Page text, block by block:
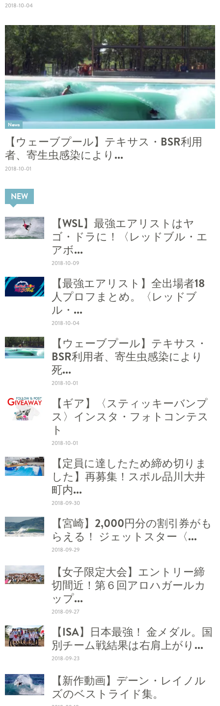
2018-10-04
News
【ウェーブプール】テキサス・BSR利用
者、寄生虫感染により...
2018-10-01
NEW
【WSL】最強エアリストはヤ
ゴ・ドラに！〈レッドブル・エ
アボ...
2018-10-09
【最強エアリスト】全出場者18
人プロフまとめ。〈レッドブ
ル・...
2018-10-04
【ウェーブプール】テキサス・
BSR利用者、寄生虫感染により
死...
2018-10-01
【ギア】〈スティッキーバンプ
ス〉インスタ・フォトコンテス
ト
2018-10-01
【定員に達したため締め切りま
した】再募集！スポル品川大井
町内...
2018-09-30
【宮崎】2,000円分の割引券がも
らえる！ ジェットスター〈...
2018-09-29
【女子限定大会】エントリー締
切間近！第６回アロハガールカ
ップ...
2018-09-27
【ISA】日本最強！ 金メダル。国
別チーム戦結果は右肩上がり...
2018-09-23
【新作動画】デーン・レイノル
ズのベストライド集。